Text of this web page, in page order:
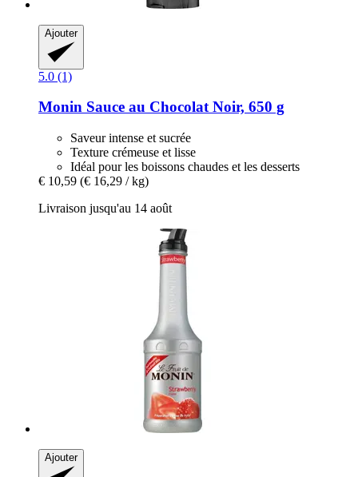
Ajouter
5.0 (1)
Monin Sauce au Chocolat Noir, 650 g
Saveur intense et sucrée
Texture crémeuse et lisse
Idéal pour les boissons chaudes et les desserts
€ 10,59 (€ 16,29 / kg)
Livraison jusqu'au 14 août
Ajouter